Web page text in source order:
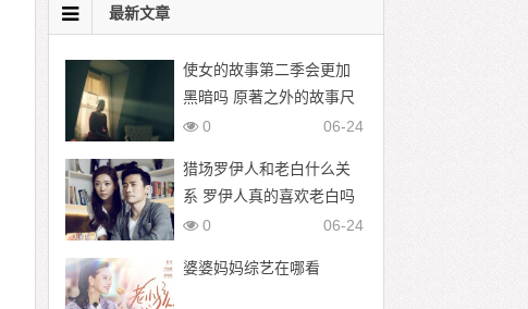
最新文章
使女的故事第二季会更加
黑暗吗 原著之外的故事尺
度更大
06-24
0
猎场罗伊人和老白什么关
系 罗伊人真的喜欢老白吗
06-24
0
婆婆妈妈综艺在哪看